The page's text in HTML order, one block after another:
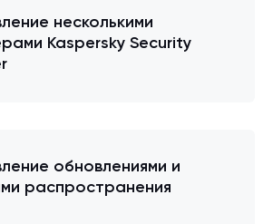
несколькими
Kaspersky Security
обновлениями и
распространения